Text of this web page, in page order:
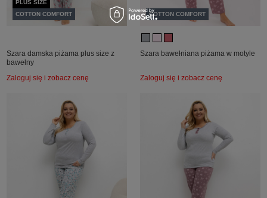
PLUS SIZE
COTTON COMFORT
Szara damska piżama plus size z
bawełny
Zaloguj się i zobacz cenę
COTTON COMFORT
Szara bawełniana piżama w motyle
Zaloguj się i zobacz cenę